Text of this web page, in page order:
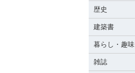
歴史
建築書
暮らし・趣味
雑誌